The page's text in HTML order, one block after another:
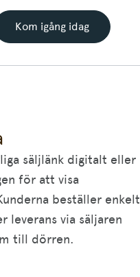
Kom igång idag
säljlänk digitalt eller
för att visa
beställer enkelt
leverans via säljaren
till dörren.